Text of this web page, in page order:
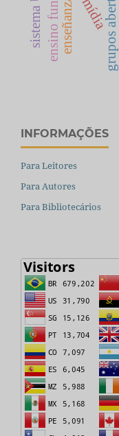
grupos abertos
mídia
INFORMAÇÕES
Para Leitores
Para Autores
Para Bibliotecários